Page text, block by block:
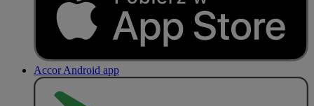
Accor Android app